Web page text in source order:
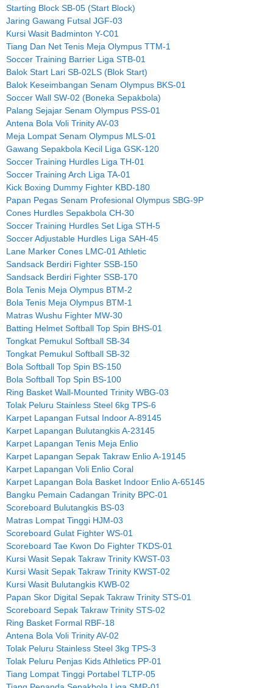
Starting Block SB-05 (Start Block)
Jaring Gawang Futsal JGF-03
Kursi Wasit Badminton Y-C01
Tiang Dan Net Tenis Meja Olympus TTM-1
Soccer Training Barrier Liga STB-01
Balok Start Lari SB-02LS (Blok Start)
Balok Keseimbangan Senam Olympus BKS-01
Soccer Wall SW-02 (Boneka Sepakbola)
Palang Sejajar Senam Olympus PSS-01
Antena Bola Voli Trinity AV-03
Meja Lompat Senam Olympus MLS-01
Gawang Sepakbola Kecil Liga GSK-120
Soccer Training Hurdles Liga TH-01
Soccer Training Arch Liga TA-01
Kick Boxing Dummy Fighter KBD-180
Papan Pegas Senam Profesional Olympus SBG-9P
Cones Hurdles Sepakbola CH-30
Soccer Training Hurdles Set Liga STH-5
Soccer Adjustable Hurdles Liga SAH-45
Lane Marker Cones LMC-01 Athletic
Sandsack Berdiri Fighter SSB-150
Sandsack Berdiri Fighter SSB-170
Bola Tenis Meja Olympus BTM-2
Bola Tenis Meja Olympus BTM-1
Matras Wushu Fighter MW-30
Batting Helmet Softball Top Spin BHS-01
Tongkat Pemukul Softball SB-34
Tongkat Pemukul Softball SB-32
Bola Softball Top Spin BS-150
Bola Softball Top Spin BS-100
Ring Basket Wall-Mounted Trinity WBG-03
Tolak Peluru Stainless Steel 6kg TPS-6
Karpet Lapangan Futsal Indoor A-89145
Karpet Lapangan Bulutangkis A-23145
Karpet Lapangan Tenis Meja Enlio
Karpet Lapangan Sepak Takraw Enlio A-19145
Karpet Lapangan Voli Enlio Coral
Karpet Lapangan Bola Basket Indoor Enlio A-65145
Bangku Pemain Cadangan Trinity BPC-01
Scoreboard Bulutangkis BS-03
Matras Lompat Tinggi HJM-03
Scoreboard Gulat Fighter WS-01
Scoreboard Tae Kwon Do Fighter TKDS-01
Kursi Wasit Sepak Takraw Trinity KWST-03
Kursi Wasit Sepak Takraw Trinity KWST-02
Kursi Wasit Bulutangkis KWB-02
Papan Skor Digital Sepak Takraw Trinity STS-01
Scoreboard Sepak Takraw Trinity STS-02
Ring Basket Formal RBF-18
Antena Bola Voli Trinity AV-02
Tolak Peluru Stainless Steel 3kg TPS-3
Tolak Peluru Penjas Kids Athletics PP-01
Tiang Lompat Tinggi Portabel TLTP-05